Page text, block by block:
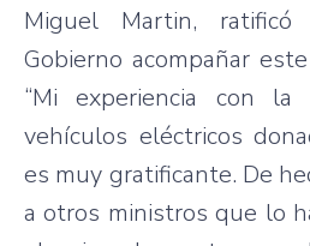
Miguel Martin,
Gobierno acompañar
“Mi experiencia con
vehículos eléctricos
es muy gratificante. De
a otros ministros que lo